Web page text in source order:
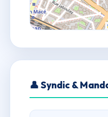
👤 Syndic &